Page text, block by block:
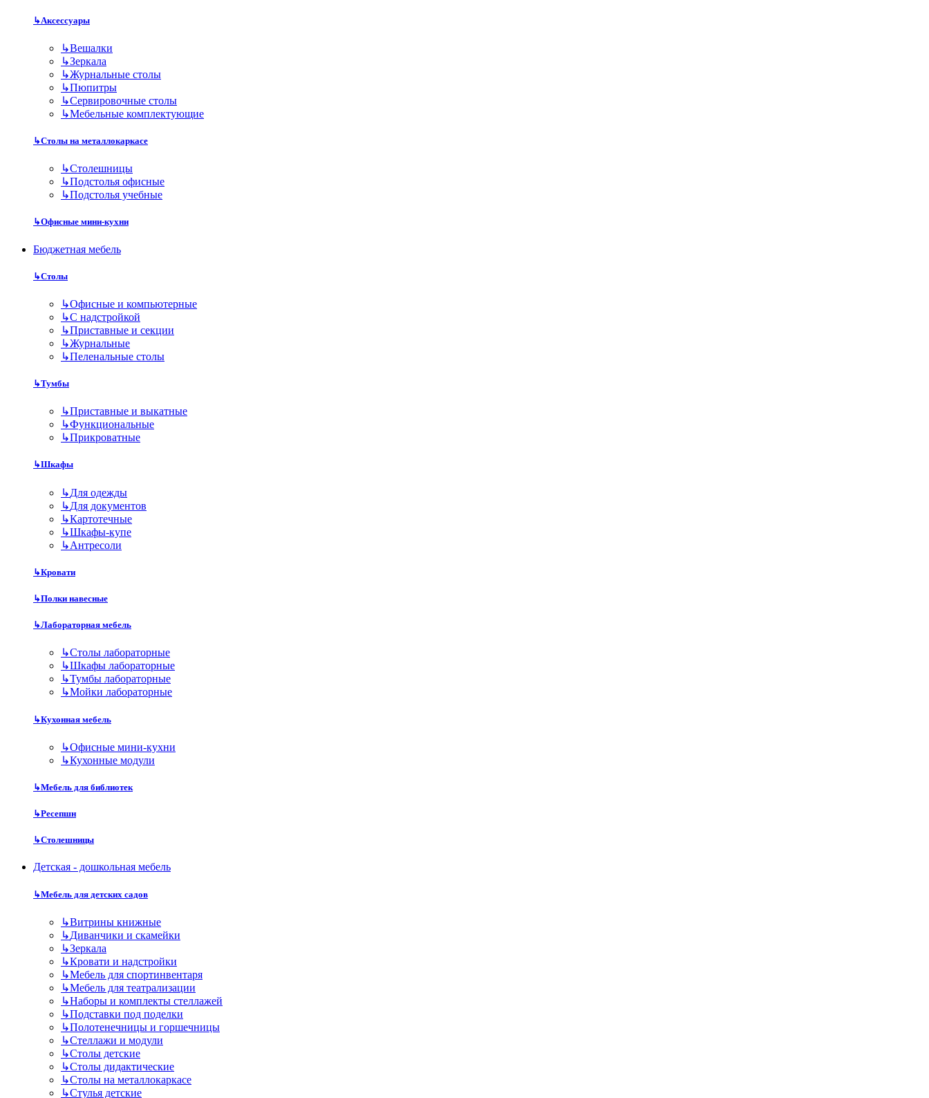
↳Аксессуары
↳Вешалки
↳Зеркала
↳Журнальные столы
↳Пюпитры
↳Сервировочные столы
↳Мебельные комплектующие
↳Столы на металлокаркасе
↳Столешницы
↳Подстолья офисные
↳Подстолья учебные
↳Офисные мини-кухни
Бюджетная мебель
↳Столы
↳Офисные и компьютерные
↳С надстройкой
↳Приставные и секции
↳Журнальные
↳Пеленальные столы
↳Тумбы
↳Приставные и выкатные
↳Функциональные
↳Прикроватные
↳Шкафы
↳Для одежды
↳Для документов
↳Картотечные
↳Шкафы-купе
↳Антресоли
↳Кровати
↳Полки навесные
↳Лабораторная мебель
↳Столы лабораторные
↳Шкафы лабораторные
↳Тумбы лабораторные
↳Мойки лабораторные
↳Кухонная мебель
↳Офисные мини-кухни
↳Кухонные модули
↳Мебель для библиотек
↳Ресепшн
↳Столешницы
Детская - дошкольная мебель
↳Мебель для детских садов
↳Витрины книжные
↳Диванчики и скамейки
↳Зеркала
↳Кровати и надстройки
↳Мебель для спортинвентаря
↳Мебель для театрализации
↳Наборы и комплекты стеллажей
↳Подставки под поделки
↳Полотенечницы и горшечницы
↳Стеллажи и модули
↳Столы детские
↳Столы дидактические
↳Столы на металлокаркасе
↳Стулья детские